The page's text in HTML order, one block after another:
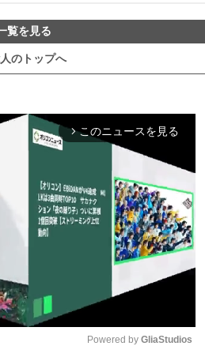
覧を見る
のトップへ
arrow_forward_ios このニュースを見る
Powered by GliaStudios